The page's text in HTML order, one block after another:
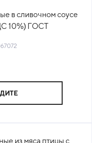
в сливочном соусе
10%) ГОСТ
39791) (-18°С)
из мяса птицы с